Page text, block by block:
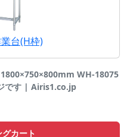
台(H枠)
WH-18075
です | Airis1.co.jp
カート